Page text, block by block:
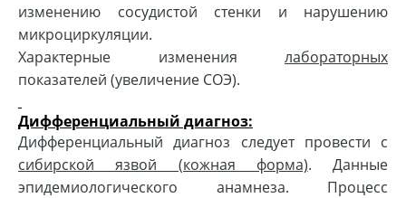
изменению сосудистой стенки и нарушению
микроциркуляции.
Характерные изменения лабораторных
показателей (увеличение СОЭ).
Дифференциальный диагноз:
Дифференциальный диагноз следует провести с
сибирской язвой (кожная форма). Данные
эпидемиологического анамнеза. Процесс